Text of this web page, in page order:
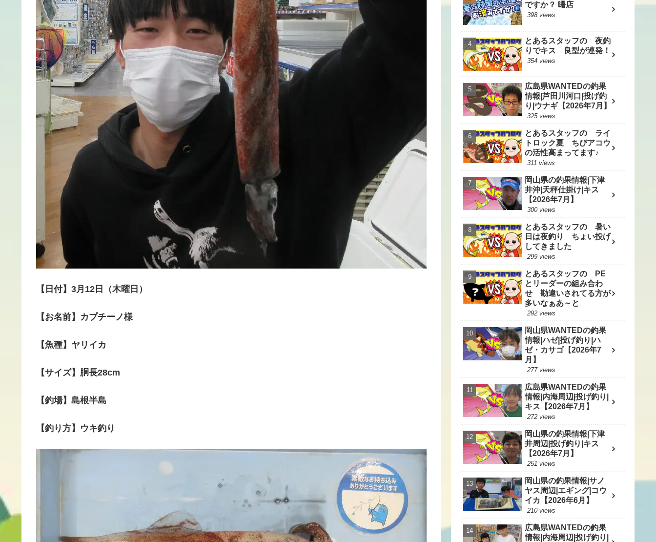
【日付】3月12日（木曜日）
【お名前】カプチーノ様
【魚種】ヤリイカ
【サイズ】胴長28cm
【釣場】島根半島
【釣り方】ウキ釣り
ですか？ 曙店
398 views
とあるスタッフの 夜釣
りでキス 良型が連発！
354 views
広島県WANTEDの釣果
情報|芦田川河口|投げ釣
り|ウナギ【2026年7月】
325 views
とあるスタッフの ライ
トロック夏 ちびアコウ
の活性高まってます♪
311 views
岡山県の釣果情報|下津
井沖|天秤仕掛け|キス
【2026年7月】
300 views
とあるスタッフの 暑い
日は夜釣り ちょい投げ
してきました
299 views
とあるスタッフの PE
とリーダーの組み合わ
せ 勘違いされてる方が
多いなぁあ～と
292 views
岡山県WANTEDの釣果
情報|ハゼ|投げ釣り|ハ
ゼ・カサゴ【2026年7
月】
277 views
広島県WANTEDの釣果
情報|内海周辺|投げ釣り|
キス【2026年7月】
272 views
岡山県の釣果情報|下津
井周辺|投げ釣り|キス
【2026年7月】
251 views
岡山県の釣果情報|サノ
ヤス周辺|エギング|コウ
イカ【2026年6月】
210 views
広島県WANTEDの釣果
情報|内海周辺|投げ釣り|